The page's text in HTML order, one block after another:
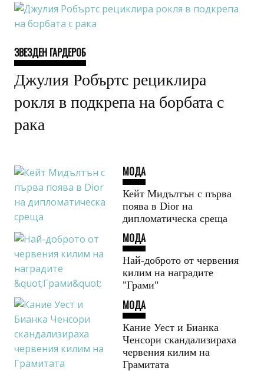
ЗВЕЗДЕН ГАРДЕРОБ
Джулия Робъртс рециклира
рокля в подкрепа на борбата с
рака
МОДА
Кейт Мидълтън с първа
поява в Dior на
дипломатическа среща
МОДА
Най-доброто от червения
килим на наградите
"Грами"
МОДА
Кание Уест и Бианка
Ченсори скандализираха
червения килим на
Грамитата